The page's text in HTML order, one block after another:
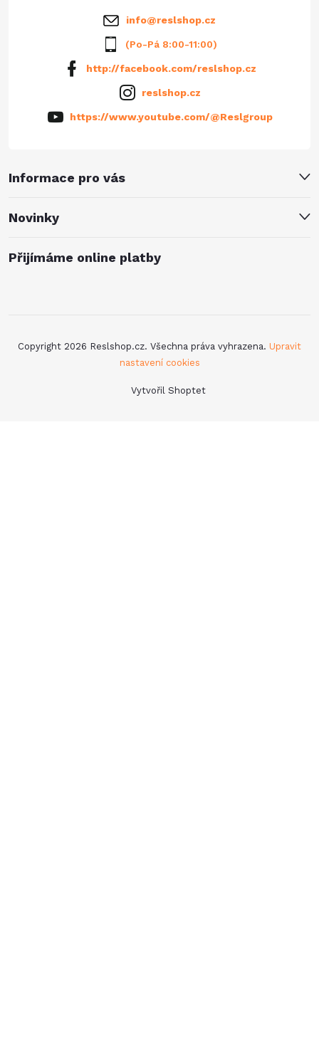
Informace pro vás
Novinky
info@reslshop.cz
(Po-Pá 8:00-11:00)
http://facebook.com/reslshop.cz
reslshop.cz
https://www.youtube.com/@Reslgroup
Přijímáme online platby
Vytvořil Shoptet
Copyright 2026 Reslshop.cz. Všechna práva vyhrazena. Upravit
nastavení cookies